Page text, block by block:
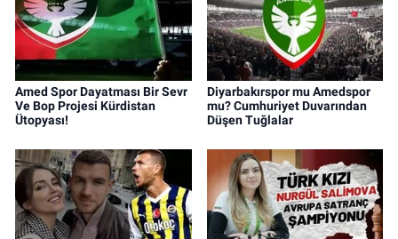
Amed Spor Dayatması Bir Sevr
Ve Bop Projesi Kürdistan
Ütopyası!
Diyarbakırspor mu Amedspor
mu? Cumhuriyet Duvarından
Düşen Tuğlalar